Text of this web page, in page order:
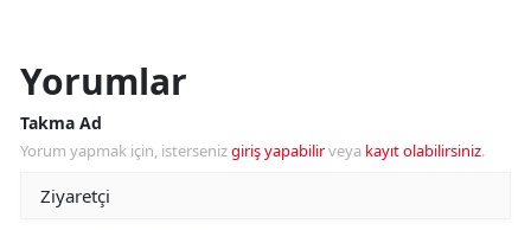
Yorumlar
Takma Ad
Yorum yapmak için, istersenizgiriş yapabilirveya kayıt olabilirsiniz.